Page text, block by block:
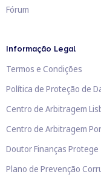
Fórum
Informação Legal
Termos e Condições
Política de Proteção de
Centro de Arbitragem
Centro de Arbitragem
Doutor Finanças Protege
Plano de Prevenção